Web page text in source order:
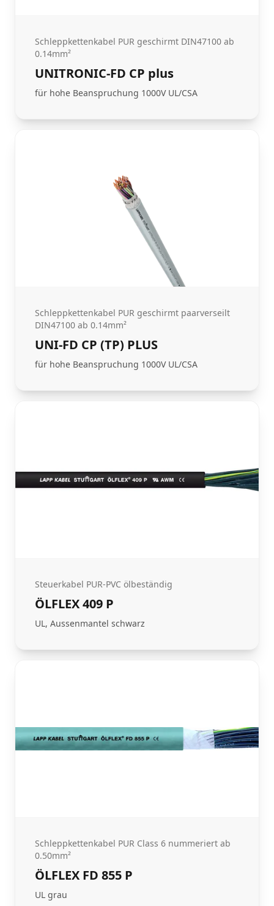
Schleppkettenkabel PUR geschirmt DIN47100 ab
0.14mm²
UNITRONIC-FD CP plus
für hohe Beanspruchung 1000V UL/CSA
Schleppkettenkabel PUR geschirmt paarverseilt
DIN47100 ab 0.14mm²
UNI-FD CP (TP) PLUS
für hohe Beanspruchung 1000V UL/CSA
Steuerkabel PUR-PVC ölbeständig
ÖLFLEX 409 P
UL, Aussenmantel schwarz
Schleppkettenkabel PUR Class 6 nummeriert ab
0.50mm²
ÖLFLEX FD 855 P
UL grau